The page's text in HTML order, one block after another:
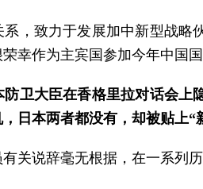
，致力于发展加中新型战
幸作为主宾国参加今年中国
卫大臣在香格里拉对话会
日本两者都没有，却被贴上
关说辞毫无根据，在一系列